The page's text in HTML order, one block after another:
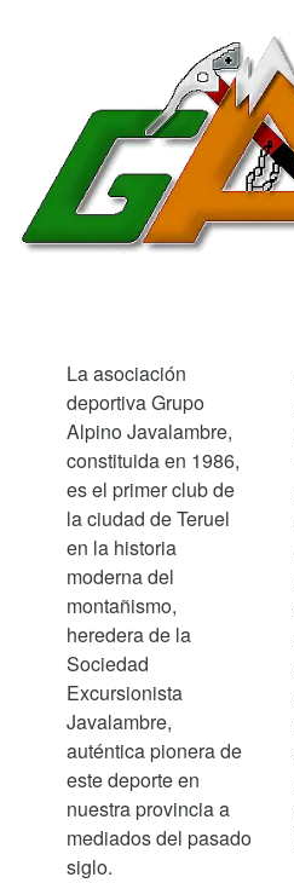
La asociación
deportiva Grupo
Alpino Javalambre,
constituida en 1986,
es el primer club de
la ciudad de Teruel
en la historia
moderna del
montañismo,
heredera de la
Sociedad
Excursionista
Javalambre,
auténtica pionera de
este deporte en
nuestra provincia a
mediados del pasado
siglo.